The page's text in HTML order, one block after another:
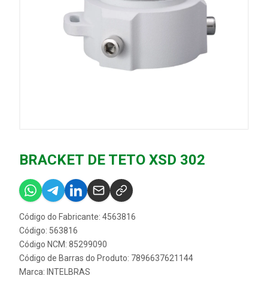
BRACKET DE TETO XSD 302
Código do Fabricante: 4563816
Código: 563816
Código NCM: 85299090
Código de Barras do Produto: 7896637621144
Marca: INTELBRAS